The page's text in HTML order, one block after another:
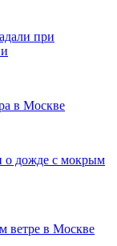
при
в Москве
о дожде с мокрым
ветре в Москве